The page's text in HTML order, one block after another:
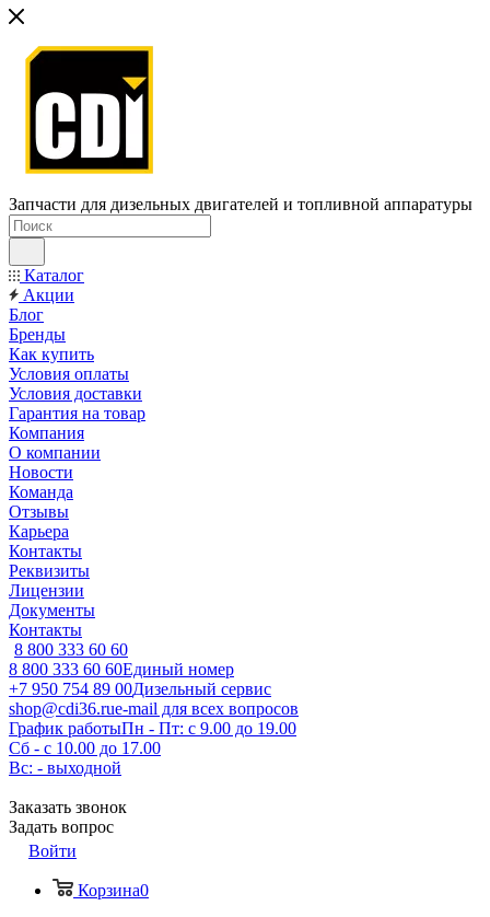
Запчасти для дизельных двигателей и топливной аппаратуры
Каталог
Акции
Блог
Бренды
Как купить
Условия оплаты
Условия доставки
Гарантия на товар
Компания
О компании
Новости
Команда
Отзывы
Карьера
Контакты
Реквизиты
Лицензии
Документы
Контакты
8 800 333 60 60
8 800 333 60 60Единый номер
+7 950 754 89 00Дизельный сервис
shop@cdi36.rue-mail для всех вопросов
График работыПн - Пт: с 9.00 до 19.00
Сб - с 10.00 до 17.00
Вс: - выходной
Заказать звонок
Задать вопрос
Войти
Корзина0